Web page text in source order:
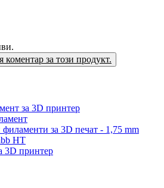
за този продукт.
за 3D принтер
филаменти за 3D печат - 1,75 mm
HT
3D принтер